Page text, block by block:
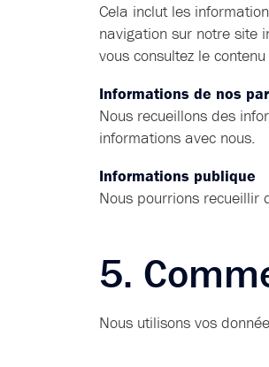
Cela inclut les
navigation sur notre site
vous consultez le
Informations de nos
Nous recueillons des
informations avec nous.
Informations publique
Nous pourrions recueillir
5.
Nous utilisons vos